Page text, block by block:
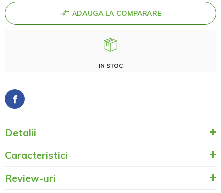
ADAUGA LA COMPARARE
IN STOC
Detalii
Caracteristici
Review-uri